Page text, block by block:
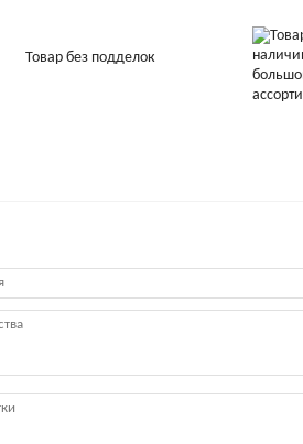
Товар без подделок